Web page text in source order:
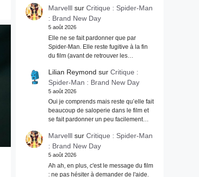
Marvelllsur Critique : Spider-Man
: Brand New Day
5 août 2026
Elle ne se fait pardonner que par
Spider-Man. Elle reste fugitive à la fin
du film (avant de retrouver les…
Lilian Reymond sur Critique :
Spider-Man : Brand New Day
5 août 2026
Oui je comprends mais reste qu’elle fait
beaucoup de saloperie dans le film et
se fait pardonner un peu facilement…
Marvelllsur Critique : Spider-Man
: Brand New Day
5 août 2026
Ah ah, en plus, c'est le message du film
: ne pas hésiter à demander de l'aide.